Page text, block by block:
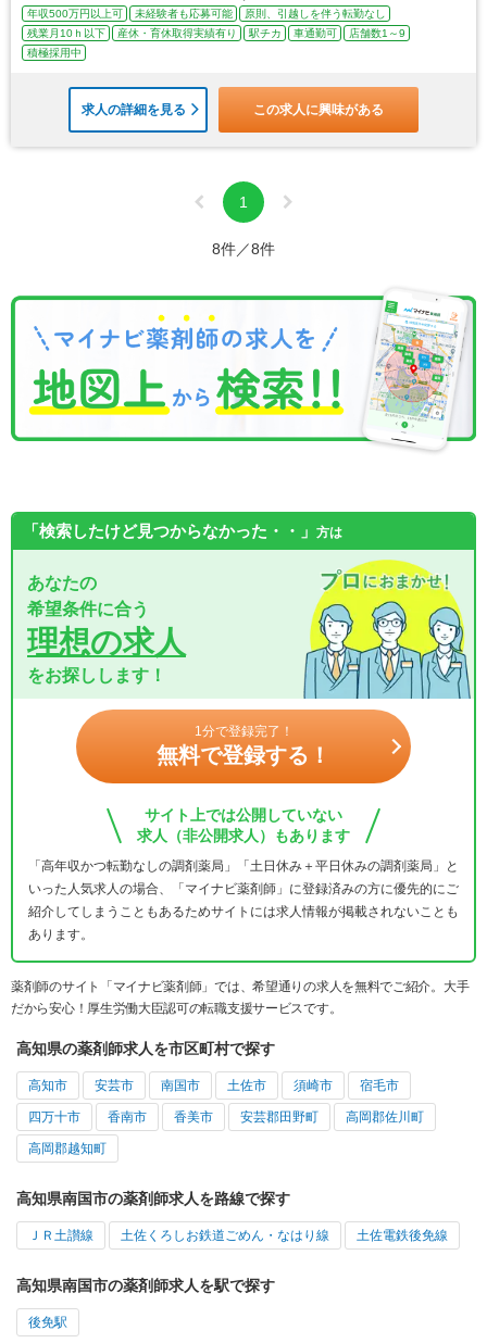
年収500万円以上可 未経験者も応募可能
原則、引越しを伴う転勤なし
残業月10ｈ以下
産休・育休取得実績有り 駅チカ 車通勤可
店舗数1～9
積極採用中
求人の詳細を見る この求人に興味がある
1
8件／8件
「検索したけど見つからなかった・・」 方は
あなたの
希望条件に合う
理想の求人
をお探しします！
1分で登録完了！
無料で登録する！
サイト上では公開していない
求人（非公開求人）もあります
「高年収かつ転勤なしの調剤薬局」「土日休み＋平日休みの調剤薬局」と
いった人気求人の場合、「マイナビ薬剤師」に登録済みの方に優先的にご
紹介してしまうこともあるためサイトには求人情報が掲載されないことも
あります。
薬剤師のサイト「マイナビ薬剤師」では、希望通りの求人を無料でご紹介。大手
だから安心！厚生労働大臣認可の転職支援サービスです。
高知県の薬剤師求人を市区町村で探す
高知市 安芸市 南国市 土佐市 須崎市 宿毛市
四万十市 香南市 香美市 安芸郡田野町 高岡郡佐川町
高岡郡越知町
高知県南国市の薬剤師求人を路線で探す
ＪＲ土讃線 土佐くろしお鉄道ごめん・なはり線 土佐電鉄後免線
高知県南国市の薬剤師求人を駅で探す
後免駅